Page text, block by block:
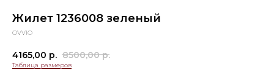
Жилет 1236008 зеленый
OVVIO
4165,00 р. 8500,00 р.
Таблица размеров